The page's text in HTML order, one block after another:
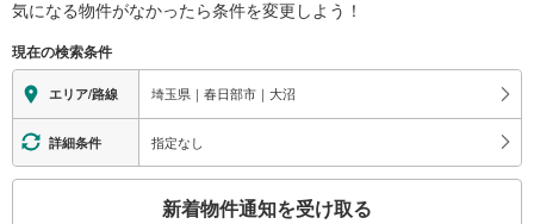
気になる物件がなかったら条件を変更しよう！
現在の検索条件
エリア/路線 埼玉県｜春日部市｜大沼
詳細条件 指定なし
新着物件通知を受け取る